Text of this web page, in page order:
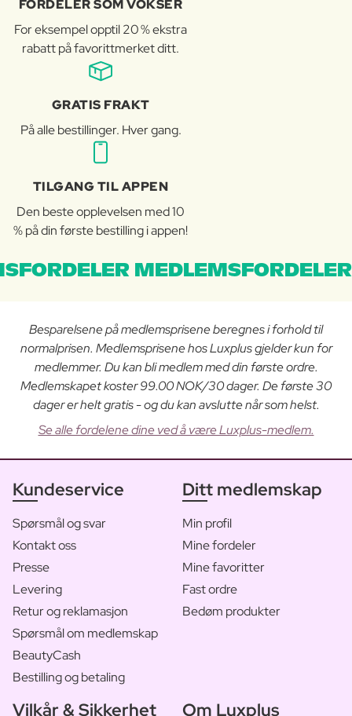
FORDELER SOM VOKSER
For eksempel opptil 20 % ekstra
rabatt på favorittmerket ditt.
GRATIS FRAKT
På alle bestillinger. Hver gang.
TILGANG TIL APPEN
Den beste opplevelsen med 10
% på din første bestilling i appen!
Besparelsene på medlemsprisene beregnes i forhold til
normalprisen. Medlemsprisene hos Luxplus gjelder kun for
medlemmer. Du kan bli medlem med din første ordre.
Medlemskapet koster 99.00 NOK/30 dager. De første 30
dager er helt gratis - og du kan avslutte når som helst.
Se alle fordelene dine ved å være Luxplus-medlem.
Kundeservice
Spørsmål og svar
Kontakt oss
Presse
Levering
Retur og reklamasjon
Spørsmål om medlemskap
BeautyCash
Bestilling og betaling
Ditt medlemskap
Min profil
Mine fordeler
Mine favoritter
Fast ordre
Bedøm produkter
Vilkår & Sikkerhet Om Luxplus